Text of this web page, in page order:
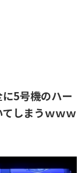
5号機のハー
しまうｗｗｗ